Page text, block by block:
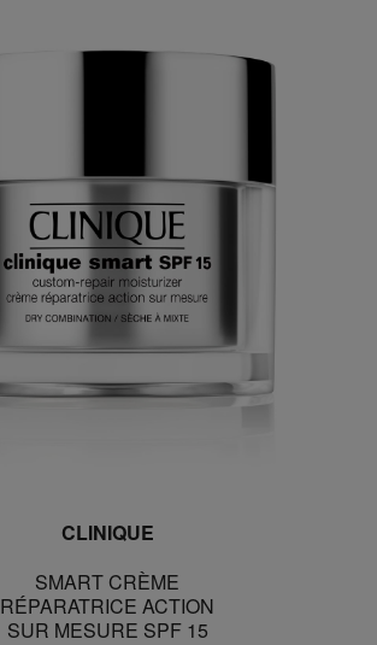
CLINIQUE
SMART CRÈME
RÉPARATRICE ACTION
SUR MESURE SPF 15